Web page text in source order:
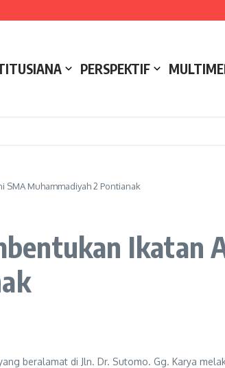
PERSPEKTIF
Muhammadiyah 2 Pontianak
Ikatan
beralamat di Jln. Dr. Sutomo. Gg. Karya